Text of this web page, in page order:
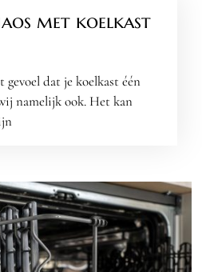
met koelkast
gevoel dat je koelkast één
namelijk ook. Het kan